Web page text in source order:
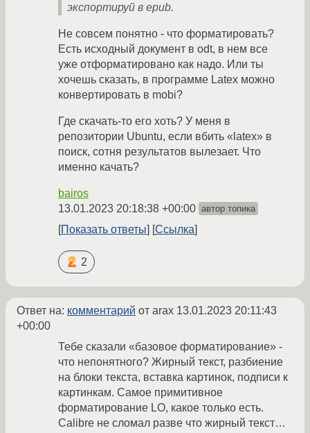
экспортируй в epub.
Не совсем понятно - что форматировать?
Есть исходный документ в odt, в нем все
уже отформатировано как надо. Или ты
хочешь сказать, в программе Latex можно
конвертировать в mobi?
Где скачать-то его хоть? У меня в
репозитории Ubuntu, если вбить «latex» в
поиск, сотня результатов вылезает. Что
именно качать?
bairos
13.01.2023 20:18:38 +00:00 автор топика
Показать ответы Ссылка
2
Ответ на: комментарий от arax 13.01.2023 20:11:43
+00:00
Тебе сказали «базовое форматирование» -
что непонятного? Жирный текст, разбиение
на блоки текста, вставка картинок, подписи к
картинкам. Самое примитивное
форматирование LO, какое только есть.
Calibre не сломал разве что жирный текст…